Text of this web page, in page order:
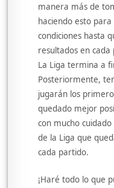
manera más de
haciendo esto
condiciones hasta
resultados en cada
La Liga termina a
Posteriormente,
jugarán los
quedado mejor
con mucho
de la Liga que
cada partido.
¡Haré todo lo que